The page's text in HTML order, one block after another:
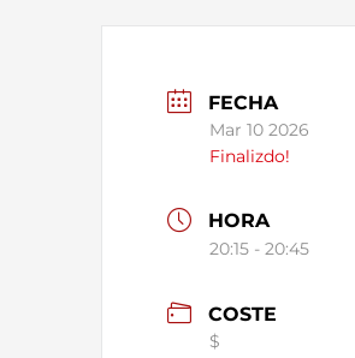
FECHA
Mar 10 2026
Finalizdo!
HORA
20:15 - 20:45
COSTE
$